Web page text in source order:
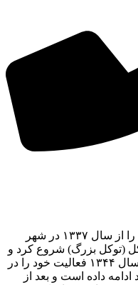
آقای محسن توکل حرفه ساعت سازی را از سال ۱۳۳۷ در شهر
(توکل بزرگ) شروع کرد و
پس از سالها کسب تجربه و مهارت در سال ۱۳۴۴ فعالیت خود را در
داده است و بعد از